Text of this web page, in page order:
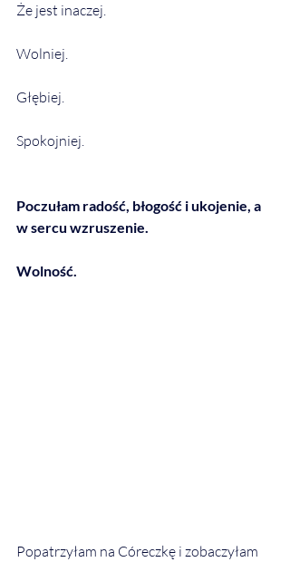
Że jest inaczej.
Wolniej.
Głębiej.
Spokojniej.
Poczułam radość, błogość i ukojenie, a
w sercu wzruszenie.
Wolność.
Popatrzyłam na Córeczkę i zobaczyłam